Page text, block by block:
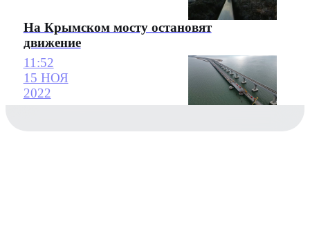
На Крымском мосту остановят
движение
11:52
15 НОЯ
2022